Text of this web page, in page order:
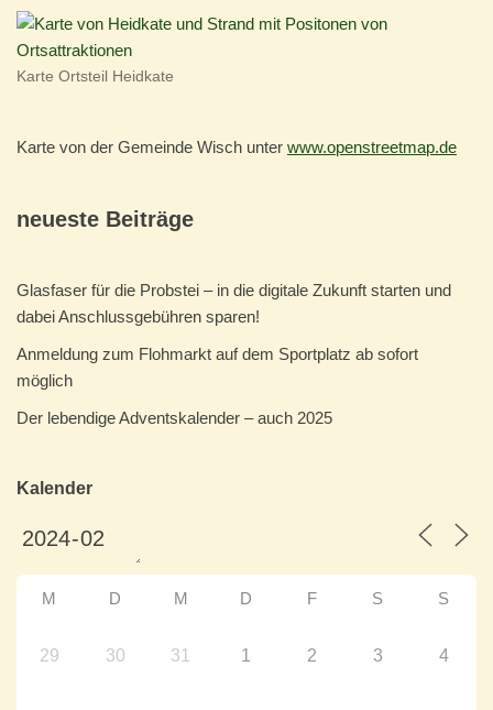
Karte Ortsteil Heidkate
Karte von der Gemeinde Wisch unter www.openstreetmap.de
neueste Beiträge
Glasfaser für die Probstei – in die digitale Zukunft starten und
dabei Anschlussgebühren sparen!
Anmeldung zum Flohmarkt auf dem Sportplatz ab sofort
möglich
Der lebendige Adventskalender – auch 2025
Kalender
M D M D F S S
29 30 31 1 2 3 4